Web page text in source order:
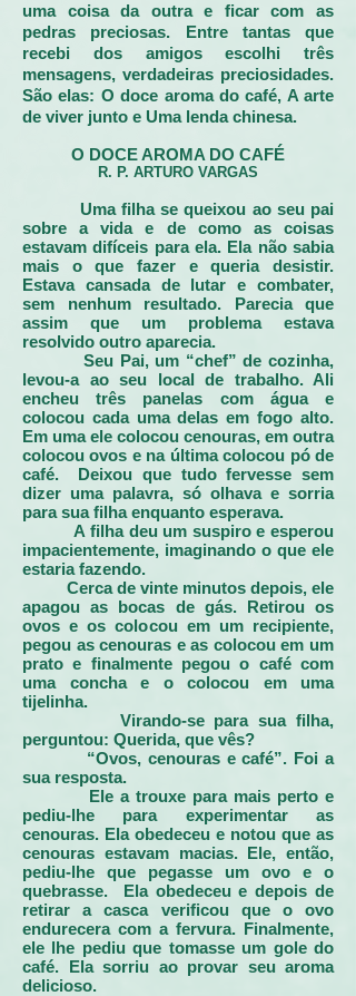
uma coisa da outra e ficar com as
pedras preciosas. Entre tantas que
recebi dos amigos escolhi três
mensagens, verdadeiras preciosidades.
São elas: O doce aroma do café, A arte
de viver junto e Uma lenda chinesa.
O DOCE AROMA DO CAFÉ
R. P. ARTURO VARGAS
Uma filha se queixou ao seu pai
sobre a vida e de como as coisas
estavam difíceis para ela. Ela não sabia
mais o que fazer e queria desistir.
Estava cansada de lutar e combater,
sem nenhum resultado. Parecia que
assim que um problema estava
resolvido outro aparecia.
Seu Pai, um “chef” de cozinha,
levou-a ao seu local de trabalho. Ali
encheu três panelas com água e
colocou cada uma delas em fogo alto.
Em uma ele colocou cenouras, em outra
colocou ovos e na última colocou pó de
café. Deixou que tudo fervesse sem
dizer uma palavra, só olhava e sorria
para sua filha enquanto esperava.
A filha deu um suspiro e esperou
impacientemente, imaginando o que ele
estaria fazendo.
Cerca de vinte minutos depois, ele
apagou as bocas de gás. Retirou os
ovos e os colocou em um recipiente,
pegou as cenouras e as colocou em um
prato e finalmente pegou o café com
uma concha e o colocou em uma
tijelinha.
Virando-se para sua filha,
perguntou: Querida, que vês?
“Ovos, cenouras e café”. Foi a
sua resposta.
Ele a trouxe para mais perto e
pediu-lhe para experimentar as
cenouras. Ela obedeceu e notou que as
cenouras estavam macias. Ele, então,
pediu-lhe que pegasse um ovo e o
quebrasse. Ela obedeceu e depois de
retirar a casca verificou que o ovo
endurecera com a fervura. Finalmente,
ele lhe pediu que tomasse um gole do
café. Ela sorriu ao provar seu aroma
delicioso.